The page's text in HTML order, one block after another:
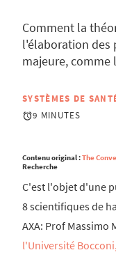
Comment la
l'élaboration des
majeure, comme
SYSTÈMES DE
9 MINUTES
Contenu original :The
Recherche
C'est l'objet d'une
8 scientifiques de
AXA: Prof Massimo
l'Université Bocconi,